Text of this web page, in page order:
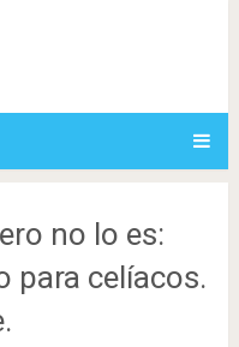
no lo es:
para celíacos.